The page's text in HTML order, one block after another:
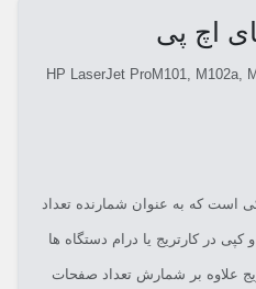
اچ پی
HP LaserJet ProM101, M102a,
است که به عنوان شمارنده تعداد
در کارتریج یا درام دستگاه ها
علاوه بر شمارش تعداد صفحات